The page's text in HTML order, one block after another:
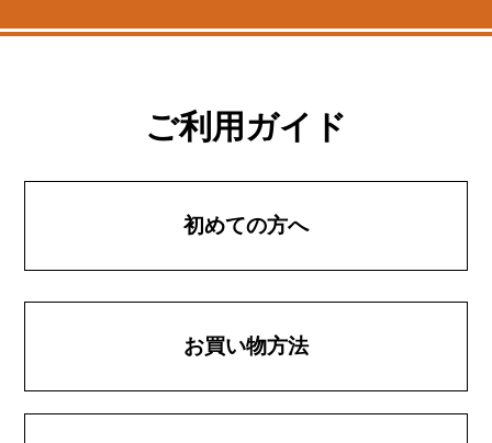
ご利用ガイド
初めての方へ
お買い物方法